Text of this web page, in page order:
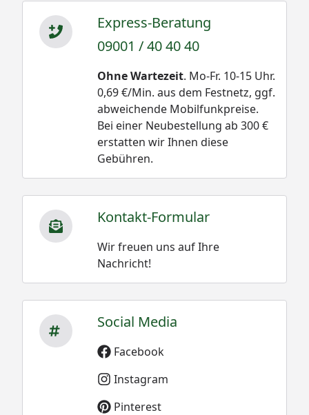
Express-Beratung
09001 / 40 40 40
Ohne Wartezeit. Mo-Fr. 10-15 Uhr.
0,69 €/Min. aus dem Festnetz, ggf.
abweichende Mobilfunkpreise.
Bei einer Neubestellung ab 300 €
erstatten wir Ihnen diese
Gebühren.
Kontakt-Formular
Wir freuen uns auf Ihre
Nachricht!
Social Media
Facebook
Instagram
Pinterest